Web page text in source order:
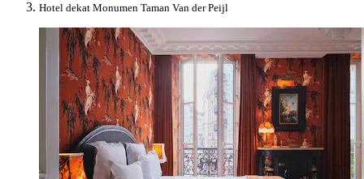
Hotel dekat Monumen Taman Van der Peijl